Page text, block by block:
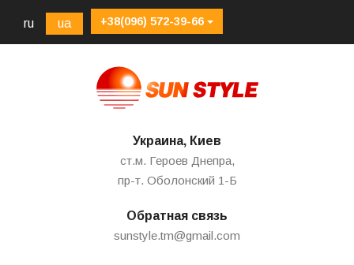
ru ua +38(096) 572-39-66
Украина, Киев
ст.м. Героев Днепра,
пр-т. Оболонский 1-Б
Обратная связь
sunstyle.tm@gmail.com